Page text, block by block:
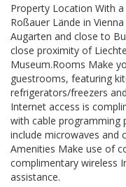
Property Location With
Roßauer Lände in
Augarten and close to
close proximity of
Museum.Rooms Make
guestrooms, featuring
refrigerators/freezers
Internet access is
with cable programming
include microwaves and
Amenities Make use of
complimentary wireless
assistance.